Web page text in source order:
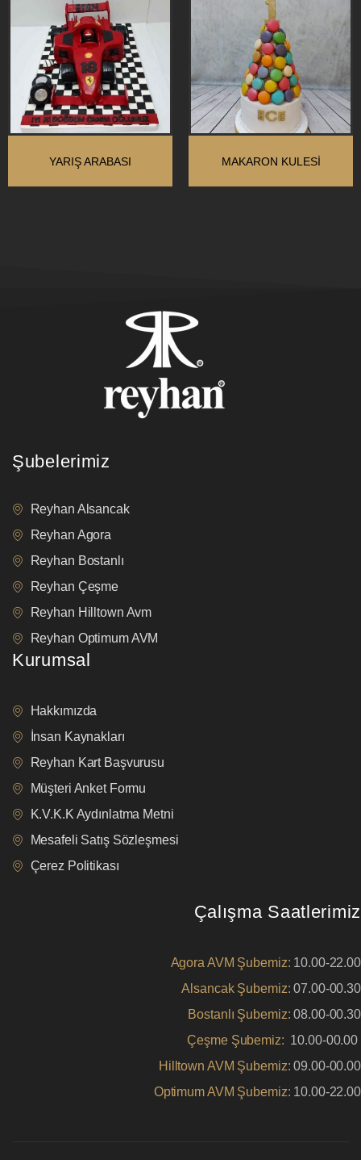
YARIŞ ARABASI MAKARON KULESI
Şubelerimiz
Reyhan Alsancak
Reyhan Agora
Reyhan Bostanlı
Reyhan Çeşme
Reyhan Hilltown Avm
Reyhan Optimum AVM
Kurumsal
Hakkımızda
İnsan Kaynakları
Reyhan Kart Başvurusu
Müşteri Anket Formu
K.V.K.K Aydınlatma Metni
Mesafeli Satış Sözleşmesi
Çerez Politikası
Çalışma Saatlerimiz
Agora AVM Şubemiz: 10.00-22.00
Alsancak Şubemiz: 07.00-00.30
Bostanlı Şubemiz: 08.00-00.30
Çeşme Şubemiz: 10.00-00.00
Hilltown AVM Şubemiz: 09.00-00.00
Optimum AVM Şubemiz: 10.00-22.00